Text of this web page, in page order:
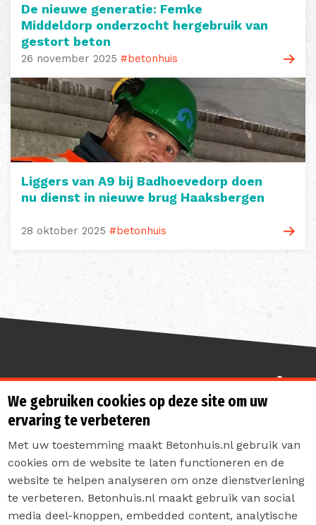
De nieuwe generatie: Femke
Middeldorp onderzocht hergebruik van
gestort beton
26 november 2025 #betonhuis
Liggers van A9 bij Badhoevedorp doen
nu dienst in nieuwe brug Haaksbergen
28 oktober 2025 #betonhuis
Sterk de toekomst in
Contact
We gebruiken cookies op deze site om uw
ervaring te verbeteren
Met uw toestemming maakt Betonhuis.nl gebruik van
cookies om de website te laten functioneren en de
website te helpen analyseren om onze dienstverlening
te verbeteren. Betonhuis.nl maakt gebruik van social
media deel-knoppen, embedded content, analytische